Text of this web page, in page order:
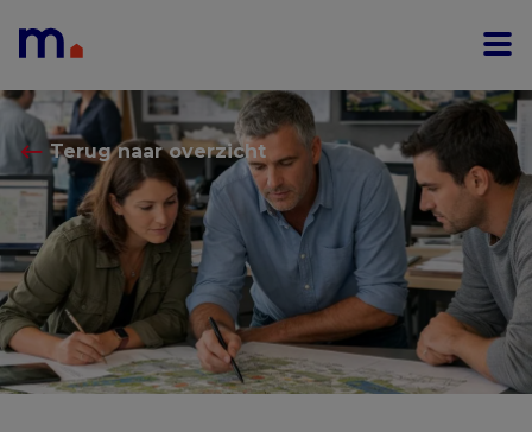
⟵ Terug naar overzicht